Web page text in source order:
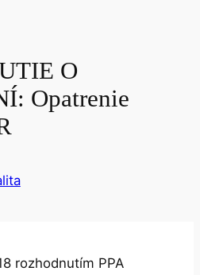
O
Opatrenie
rozhodnutím PPA